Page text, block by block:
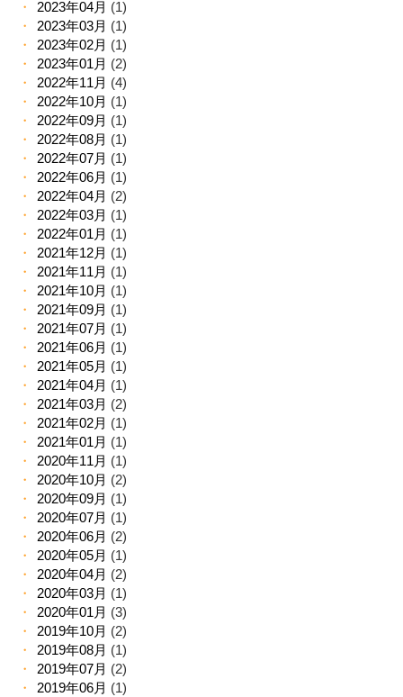
2023年04月 (1)
2023年03月 (1)
2023年02月 (1)
2023年01月 (2)
2022年11月 (4)
2022年10月 (1)
2022年09月 (1)
2022年08月 (1)
2022年07月 (1)
2022年06月 (1)
2022年04月 (2)
2022年03月 (1)
2022年01月 (1)
2021年12月 (1)
2021年11月 (1)
2021年10月 (1)
2021年09月 (1)
2021年07月 (1)
2021年06月 (1)
2021年05月 (1)
2021年04月 (1)
2021年03月 (2)
2021年02月 (1)
2021年01月 (1)
2020年11月 (1)
2020年10月 (2)
2020年09月 (1)
2020年07月 (1)
2020年06月 (2)
2020年05月 (1)
2020年04月 (2)
2020年03月 (1)
2020年01月 (3)
2019年10月 (2)
2019年08月 (1)
2019年07月 (2)
2019年06月 (1)